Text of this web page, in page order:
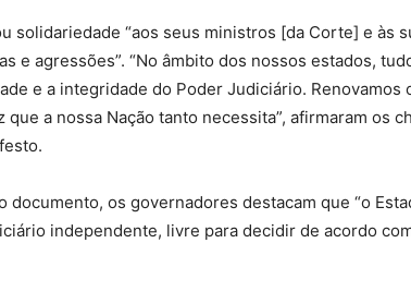
solidariedade “aos seus ministros [da Corte] e às
e agressões”. “No âmbito dos nossos estados,
e a integridade do Poder Judiciário. Renovamos
que a nossa Nação tanto necessita”, afirmaram os
documento, os governadores destacam que “o
independente, livre para decidir de acordo